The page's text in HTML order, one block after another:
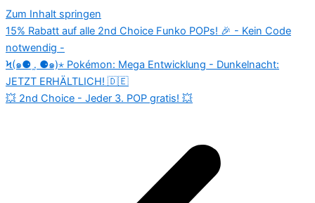
Zum Inhalt springen
15% Rabatt auf alle 2nd Choice Funko POPs! 🎉 - Kein Code
notwendig -
Ϟ(๑⚈ ․̫ ⚈๑)⋆ Pokémon: Mega Entwicklung - Dunkelnacht:
JETZT ERHÄLTLICH! 🇩🇪
💥 2nd Choice - Jeder 3. POP gratis! 💥